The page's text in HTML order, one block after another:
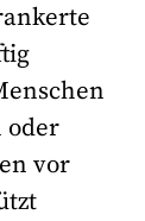
oder
vor